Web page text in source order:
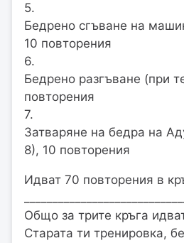
5.
Бедрено сгъване на
10 повторения
6.
Бедрено разгъване (при
повторения
7.
Затваряне на бедра на
8), 10 повторения
Идват 70 повторения в
Общо за трите кръга
Старата ти тренировка,